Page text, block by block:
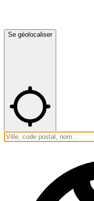
Se géolocaliser